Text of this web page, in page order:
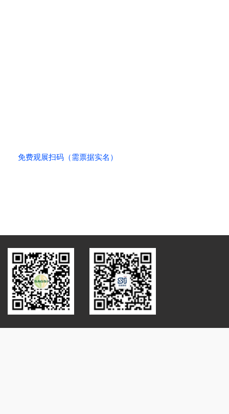
免费观展扫码（需票据实名）